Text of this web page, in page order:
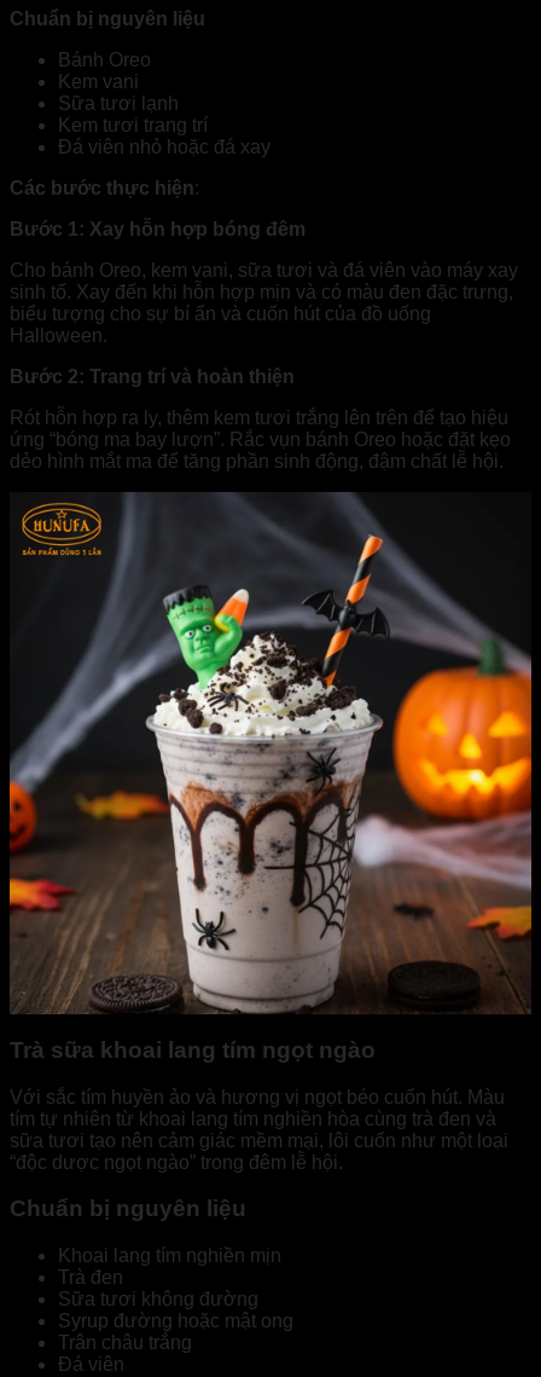
Chuẩn bị nguyên liệu
Bánh Oreo
Kem vani
Sữa tươi lạnh
Kem tươi trang trí
Đá viên nhỏ hoặc đá xay
Các bước thực hiện:
Bước 1: Xay hỗn hợp bóng đêm
Cho bánh Oreo, kem vani, sữa tươi và đá viên vào máy xay
sinh tố. Xay đến khi hỗn hợp mịn và có màu đen đặc trưng,
biểu tượng cho sự bí ẩn và cuốn hút của đồ uống
Halloween.
Bước 2: Trang trí và hoàn thiện
Rót hỗn hợp ra ly, thêm kem tươi trắng lên trên để tạo hiệu
ứng “bóng ma bay lượn”. Rắc vụn bánh Oreo hoặc đặt kẹo
dẻo hình mắt ma để tăng phần sinh động, đậm chất lễ hội.
Trà sữa khoai lang tím ngọt ngào
Với sắc tím huyền ảo và hương vị ngọt béo cuốn hút. Màu
tím tự nhiên từ khoai lang tím nghiền hòa cùng trà đen và
sữa tươi tạo nên cảm giác mềm mại, lôi cuốn như một loại
“độc dược ngọt ngào” trong đêm lễ hội.
Chuẩn bị nguyên liệu
Khoai lang tím nghiền mịn
Trà đen
Sữa tươi không đường
Syrup đường hoặc mật ong
Trân châu trắng
Đá viên